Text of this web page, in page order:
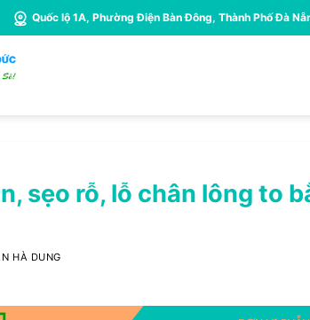
Quốc lộ 1A, Phường Điện Bàn Đông, Thành Phố Đà
sẹo rỗ, lỗ chân lông to
HÀ DUNG